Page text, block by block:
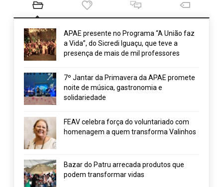
APAE presente no Programa “A União faz
a Vida”, do Sicredi Iguaçu, que teve a
presença de mais de mil professores
7º Jantar da Primavera da APAE promete
noite de música, gastronomia e
solidariedade
FEAV celebra força do voluntariado com
homenagem a quem transforma Valinhos
Bazar do Patru arrecada produtos que
podem transformar vidas